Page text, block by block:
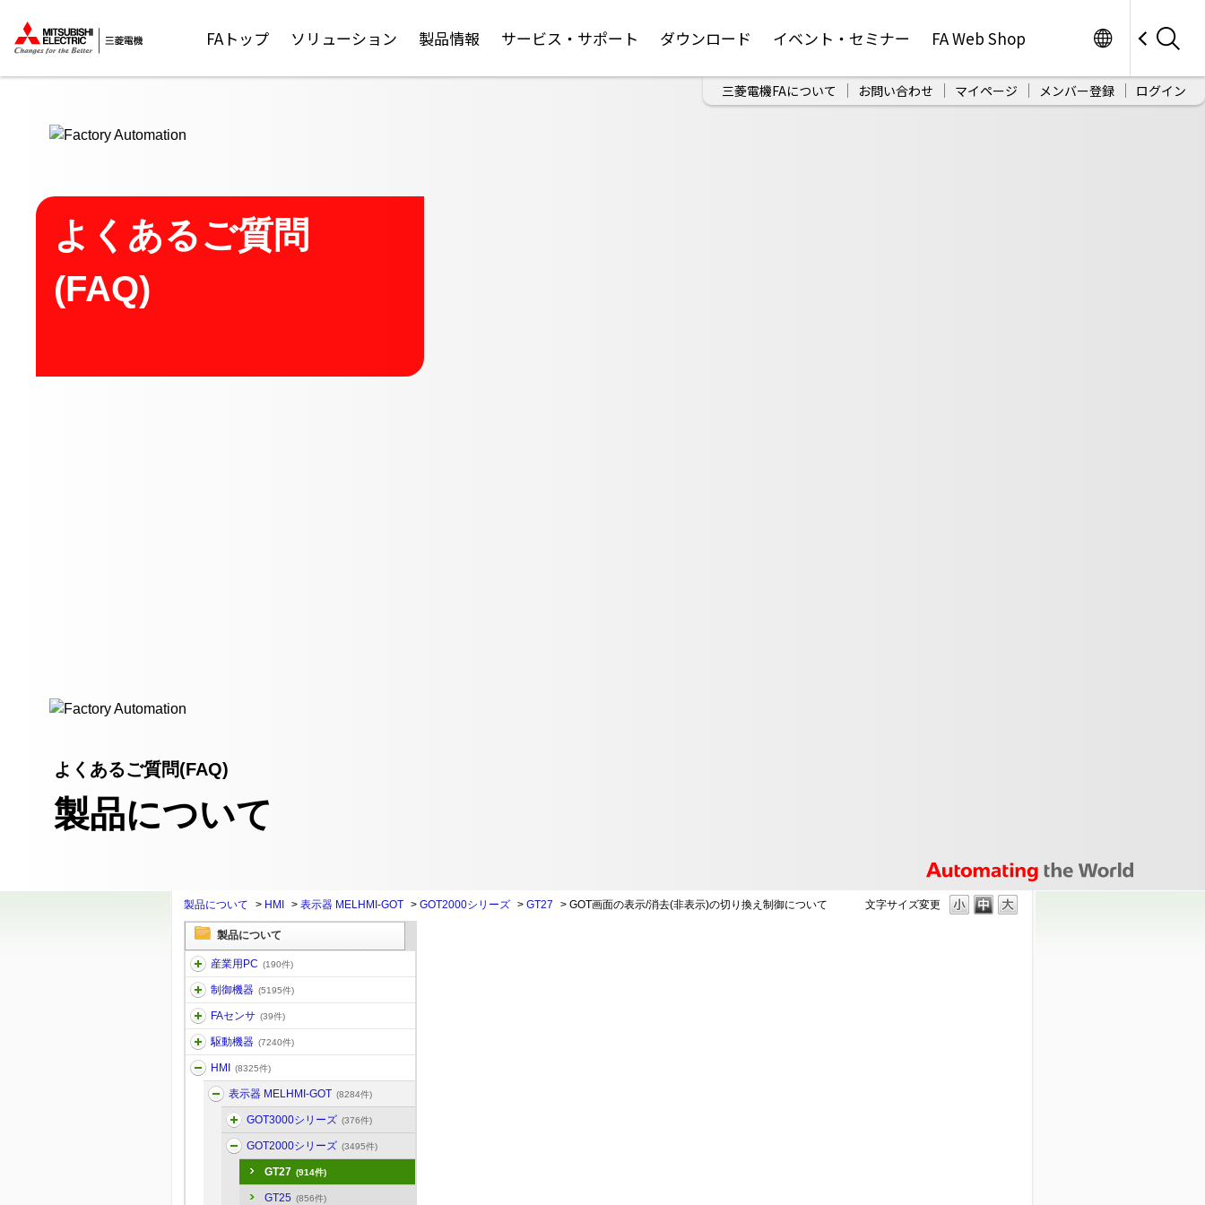
FAトップ ソリューション 製品情報 サービス・サポート ダウンロード イベント・セミナー FA Web Shop
三菱電機FAについて お問い合わせ マイページ メンバー登録 ログイン
よくあるご質問
(FAQ)
よくあるご質問(FAQ)
製品について
文字サイズ変更
製品について > HMI > 表示器 MELHMI-GOT > GOT2000シリーズ > GT27 > GOT画面の表示/消去(非表示)の切り換え制御について
製品について
産業用PC (190件)
制御機器 (5195件)
FAセンサ (39件)
駆動機器 (7240件)
HMI (8325件)
表示器 MELHMI-GOT (8284件)
GOT3000シリーズ (376件)
GOT2000シリーズ (3495件)
GT27 (914件)
GT25 (856件)